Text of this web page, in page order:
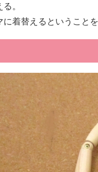
。
着替えるということ